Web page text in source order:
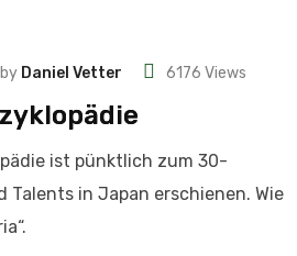
by Daniel Vetter 6176 Views
ist pünktlich zum 30-
Talents in Japan erschienen. Wie